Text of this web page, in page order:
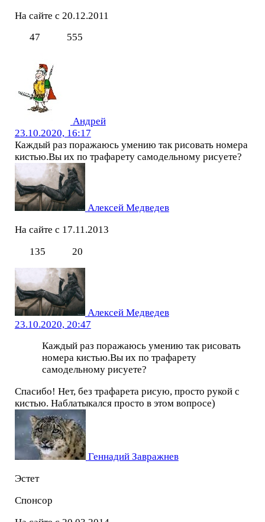
На сайте с 20.12.2011
47
555
Андрей
23.10.2020, 16:17
Каждый раз поражаюсь умению так рисовать номера
кистью.Вы их по трафарету самодельному рисуете?
Алексей Медведев
На сайте с 17.11.2013
135
20
Алексей Медведев
23.10.2020, 20:47
Каждый раз поражаюсь умению так рисовать
номера кистью.Вы их по трафарету
самодельному рисуете?
Спасибо! Нет, без трафарета рисую, просто рукой с
кистью. Наблатыкался просто в этом вопросе)
Геннадий Завражнев
Эстет
Спонсор